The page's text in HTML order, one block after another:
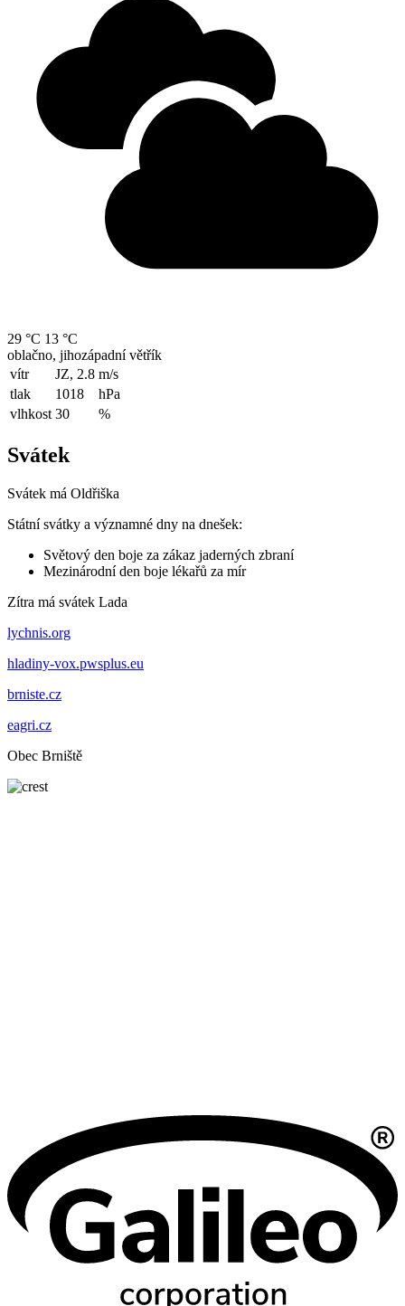
29 °C 13 °C
oblačno, jihozápadní větřík
vítr
JZ, 2.8 m/s
tlak
1018
hPa
vlhkost 30 %
Svátek
Svátek má Oldřiška
Státní svátky a významné dny na dnešek:
Světový den boje za zákaz jaderných zbraní
Mezinárodní den boje lékařů za mír
Zítra má svátek Lada
lychnis.org
hladiny-vox.pwsplus.eu
brniste.cz
eagri.cz
Obec Brniště